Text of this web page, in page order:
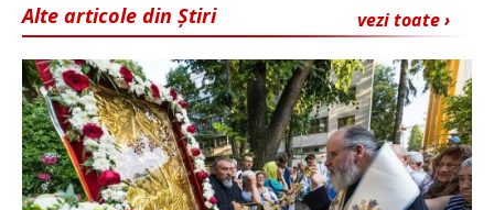
vezi toate ›
Alte articole din Știri